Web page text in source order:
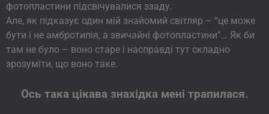
фотопластини підсвічувалися ззаду.
Але, як підказує один мій знайомий світляр – “це може
бути і не амбротипія, а звичайні фотопластини”… Як би
там не було – воно старе і насправді тут складно
зрозуміти, що воно таке.
Ось така цікава знахідка мені трапилася.